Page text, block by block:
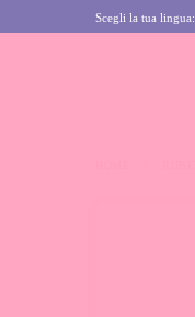
Scegli la tua lingua: